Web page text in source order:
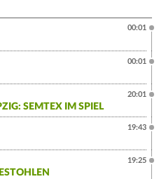
00:01
00:01
SEMTEX IM SPIEL
20:01
19:43
19:25